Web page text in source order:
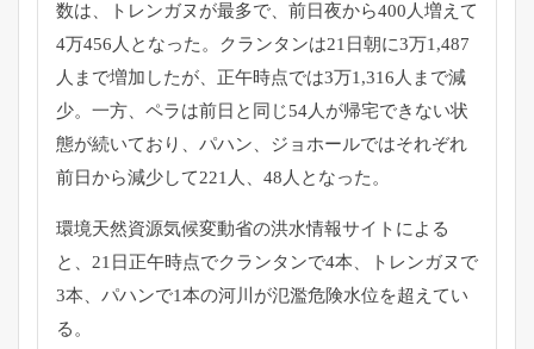
数は、
トレンガヌが最多で、 前日夜から400人増えて
4万456人となった。
クランタンは21日朝に3万1,487
人まで増加したが、 正午時点では3万1,316人まで減
少。一方、 ペラは前日と同じ54人が帰宅できない状
態が続いており、 パハン、ジョホールではそれぞれ
前日から減少して221人、 48人となった。
環境天然資源気候変動省の洪水情報サイトによる
と、 21日正午時点でクランタンで4本、トレンガヌで
3本、 パハンで1本の河川が氾濫危険水位を超えてい
る。